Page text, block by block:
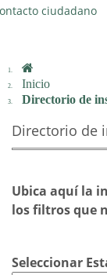
ciudadano
Inicio
Directorio de
Directorio de
Ubica aquí la
los filtros que
Seleccionar